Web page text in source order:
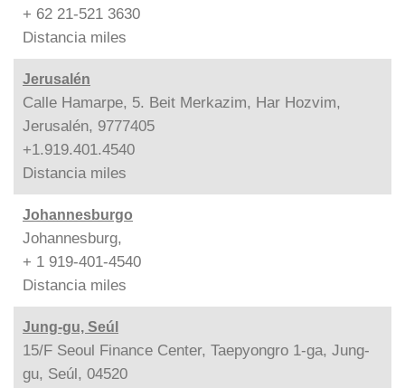
+ 62 21-521 3630
Distancia miles
Jerusalén
Calle Hamarpe, 5. Beit Merkazim, Har Hozvim,
Jerusalén, 9777405
+1.919.401.4540
Distancia miles
Johannesburgo
Johannesburg,
+ 1 919-401-4540
Distancia miles
Jung-gu, Seúl
15/F Seoul Finance Center, Taepyongro 1-ga, Jung-
gu, Seúl, 04520